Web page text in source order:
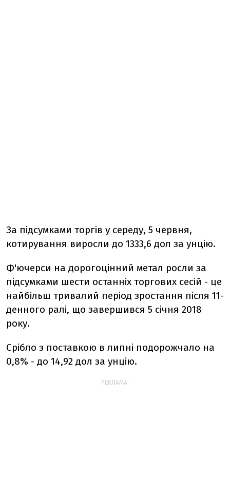
За підсумками торгів у середу, 5 червня,
котирування виросли до 1333,6 дол за унцію.
Ф'ючерси на дорогоцінний метал росли за
підсумками шести останніх торгових сесій - це
найбільш тривалий період зростання після 11-
денного ралі, що завершився 5 січня 2018
року.
Срібло з поставкою в липні подорожчало на
0,8% - до 14,92 дол за унцію.
РЕКЛАМА: